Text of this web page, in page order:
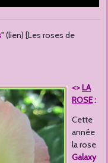
" (lien) [Les roses de
<>LA
ROSE:
Cette
année
la rose
Galaxy